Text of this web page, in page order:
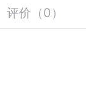
评价 （0 ）